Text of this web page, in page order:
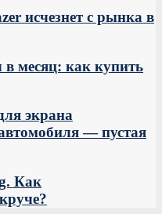
исчезнет с рынка в
в месяц: как купить
экрана
— пустая
Как